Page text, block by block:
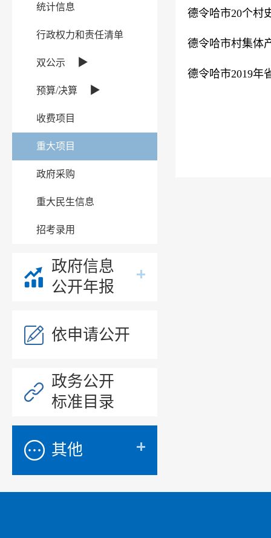
统计信息
行政权力和责任清单
双公示 ▶
预算/决算 ▶
收费项目
重大项目
政府采购
重大民生信息
招考录用
政府信息
公开年报
依申请公开
政务公开
标准目录
其他
德令哈市20个村
德令哈市村集体
德令哈市2019年